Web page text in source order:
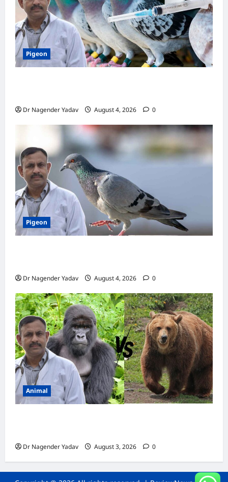
Pigeon
Dr Nagender Yadav August 4, 2026 0
Pigeon
Dr Nagender Yadav August 4, 2026 0
Animal
Dr Nagender Yadav August 3, 2026 0